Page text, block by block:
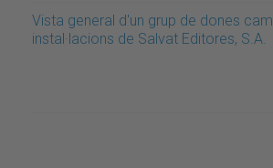
Vista general d'un grup de dones
instal·lacions de Salvat Editores, S.A.